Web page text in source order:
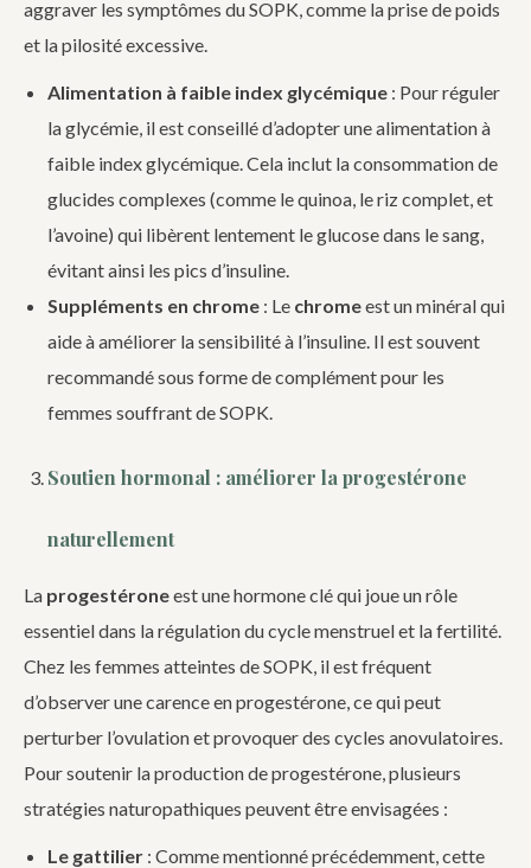
aggraver les symptômes du SOPK, comme la prise de poids
et la pilosité excessive.
Alimentation à faible index glycémique : Pour réguler
la glycémie, il est conseillé d’adopter une alimentation à
faible index glycémique. Cela inclut la consommation de
glucides complexes (comme le quinoa, le riz complet, et
l’avoine) qui libèrent lentement le glucose dans le sang,
évitant ainsi les pics d’insuline.
Suppléments en chrome : Le chromeest un minéral qui
aide à améliorer la sensibilité à l’insuline. Il est souvent
recommandé sous forme de complément pour les
femmes souffrant de SOPK.
Soutien hormonal : améliorer la progestérone
naturellement
La progestéroneest une hormone clé qui joue un rôle
essentiel dans la régulation du cycle menstruel et la fertilité.
Chez les femmes atteintes de SOPK, il est fréquent
d’observer une carence en progestérone, ce qui peut
perturber l’ovulation et provoquer des cycles anovulatoires.
Pour soutenir la production de progestérone, plusieurs
stratégies naturopathiques peuvent être envisagées :
Le gattilier : Comme mentionné précédemment, cette